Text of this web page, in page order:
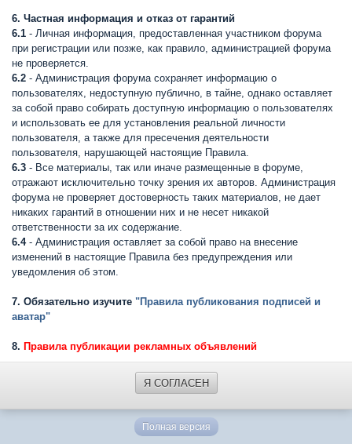
6. Частная информация и отказ от гарантий
6.1 - Личная информация, предоставленная участником форума
при регистрации или позже, как правило, администрацией форума
не проверяется.
6.2 - Администрация форума сохраняет информацию о
пользователях, недоступную публично, в тайне, однако оставляет
за собой право собирать доступную информацию о пользователях
и использовать ее для установления реальной личности
пользователя, а также для пресечения деятельности
пользователя, нарушающей настоящие Правила.
6.3 - Все материалы, так или иначе размещенные в форуме,
отражают исключительно точку зрения их авторов. Администрация
форума не проверяет достоверность таких материалов, не дает
никаких гарантий в отношении них и не несет никакой
ответственности за их содержание.
6.4- Администрация оставляет за собой право на внесение
изменений в настоящие Правила без предупреждения или
уведомления об этом.
7. Обязательно изучите "Правила публикования подписей и
аватар"
8. Правила публикации рекламных объявлений
Я СОГЛАСЕН
Полная версия